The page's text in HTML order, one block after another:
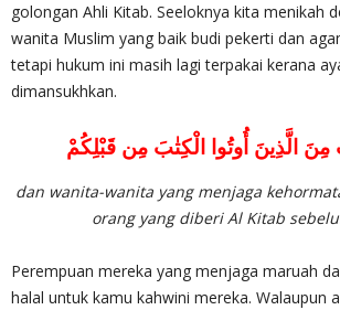
golongan Ahli Kitab. Seeloknya kita menikah
wanita Muslim yang baik budi pekerti dan
tetapi hukum ini masih lagi terpakai kerana
dimansukhkan.
الَّذِينَ أُوتُوا الْكِتٰبَ مِن قَبْلِكُمْ
dan wanita-wanita yang menjaga
orang yang diberi Al Kitab
Perempuan mereka yang menjaga maruah
halal untuk kamu kahwini mereka. Walaupun